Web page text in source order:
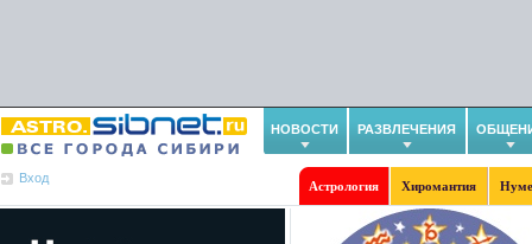
НОВОСТИ РАЗВЛЕЧЕНИЯ
Вход
Астрология Хиромантия